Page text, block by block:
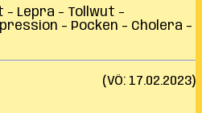
– Lepra – Tollwut –
– Pocken – Cholera –
(VÖ: 17.02.2023)